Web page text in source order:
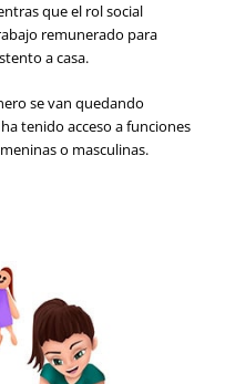
que el rol social
remunerado para
a casa.
se van quedando
tenido acceso a funciones
o masculinas.